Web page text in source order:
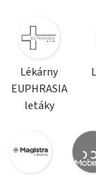
Lékárny
EUPHRASIA
letáky